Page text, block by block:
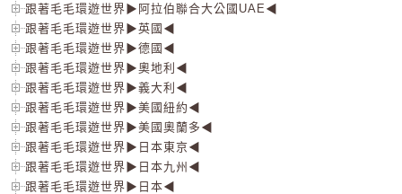
跟著毛毛環遊世界▶阿拉伯聯合大公國UAE◀
跟著毛毛環遊世界▶英國◀
跟著毛毛環遊世界▶德國◀
跟著毛毛環遊世界▶奧地利◀
跟著毛毛環遊世界▶義大利◀
跟著毛毛環遊世界▶美國紐約◀
跟著毛毛環遊世界▶美國奧蘭多◀
跟著毛毛環遊世界▶日本東京◀
跟著毛毛環遊世界▶日本九州◀
跟著毛毛環遊世界▶日本◀